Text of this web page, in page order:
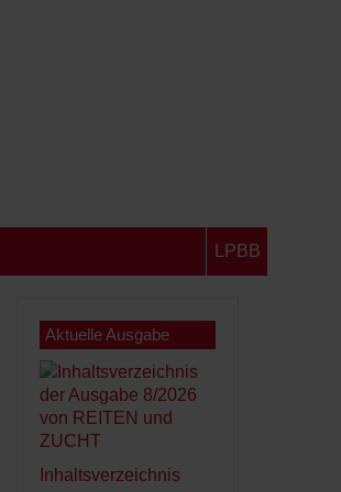
LPBB
Aktuelle Ausgabe
Inhaltsverzeichnis